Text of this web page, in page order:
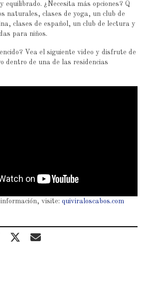
equilibrado. ¿Necesita más opciones? Q
naturales, clases de yoga, un club de
clases de español, un club de lectura y
para niños.
Vea el siguiente video y disfrute de
dentro de una de las residencias
visite: quiviraloscabos.com